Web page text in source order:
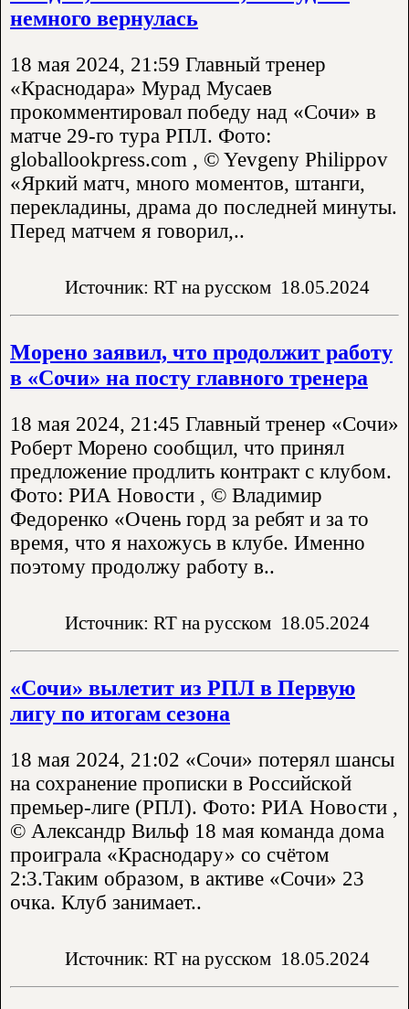
немного вернулась
18 мая 2024, 21:59 Главный тренер
«Краснодара» Мурад Мусаев
прокомментировал победу над «Сочи» в
матче 29-го тура РПЛ. Фото:
globallookpress.com , © Yevgeny Philippov
«Яркий матч, много моментов, штанги,
перекладины, драма до последней минуты.
Перед матчем я говорил,..
Источник: RT на русском 18.05.2024
Морено заявил, что продолжит работу
в «Сочи» на посту главного тренера
18 мая 2024, 21:45 Главный тренер «Сочи»
Роберт Морено сообщил, что принял
предложение продлить контракт с клубом.
Фото: РИА Новости , © Владимир
Федоренко «Очень горд за ребят и за то
время, что я нахожусь в клубе. Именно
поэтому продолжу работу в..
Источник: RT на русском 18.05.2024
«Сочи» вылетит из РПЛ в Первую
лигу по итогам сезона
18 мая 2024, 21:02 «Сочи» потерял шансы
на сохранение прописки в Российской
премьер-лиге (РПЛ). Фото: РИА Новости ,
© Александр Вильф 18 мая команда дома
проиграла «Краснодару» со счётом
2:3.Таким образом, в активе «Сочи» 23
очка. Клуб занимает..
Источник: RT на русском 18.05.2024